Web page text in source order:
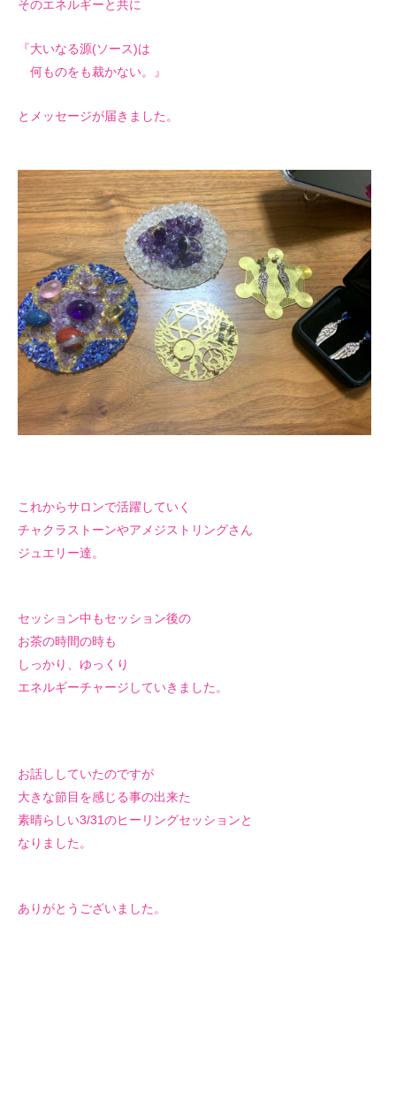
そのエネルギーと共に
『大いなる源(ソース)は
何ものをも裁かない。』
とメッセージが届きました。
これからサロンで活躍していく
チャクラストーンやアメジストリングさん
ジュエリー達。
セッション中もセッション後の
お茶の時間の時も
しっかり、ゆっくり
エネルギーチャージしていきました。
お話ししていたのですが
大きな節目を感じる事の出来た
素晴らしい3/31のヒーリングセッションと
なりました。
ありがとうございました。